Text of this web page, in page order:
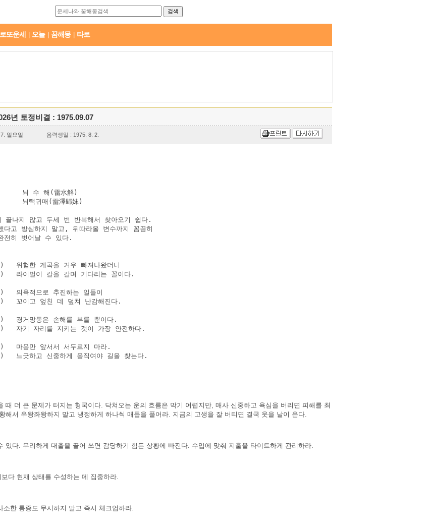
또운세 오늘 꿈해몽 타로
년 토정비결 : 1975.09.07
일요일 음력생일 : 1975. 8. 2.
뇌 수 해(雷水解)
뇌택귀매(雷澤歸妹)
끝나지 않고 두세 번 반복해서 찾아오기 쉽다.
다고 방심하지 말고, 뒤따라올 변수까지 꼼꼼히
전히 벗어날 수 있다.
)   위험한 계곡을 겨우 빠져나왔더니
)   라이벌이 칼을 갈며 기다리는 꼴이다.
)   의욕적으로 추진하는 일들이
)   꼬이고 엎친 데 덮쳐 난감해진다.
)   경거망동은 손해를 부를 뿐이다.
)   자기 자리를 지키는 것이 가장 안전하다.
)   마음만 앞서서 서두르지 마라.
)   느긋하고 신중하게 움직여야 길을 찾는다.
때 더 큰 문제가 터지는 형국이다. 닥쳐오는 운의 흐름은 막기 어렵지만, 매사 신중하고 욕심을 버리면 피해를 최
해서 우왕좌왕하지 말고 냉정하게 하나씩 매듭을 풀어라. 지금의 고생을 잘 버티면 결국 웃을 날이 온다.
있다. 무리하게 대출을 끌어 쓰면 감당하기 힘든 상황에 빠진다. 수입에 맞춰 지출을 타이트하게 관리하라.
다 현재 상태를 수성하는 데 집중하라.
소한 통증도 무시하지 말고 즉시 체크업하라.